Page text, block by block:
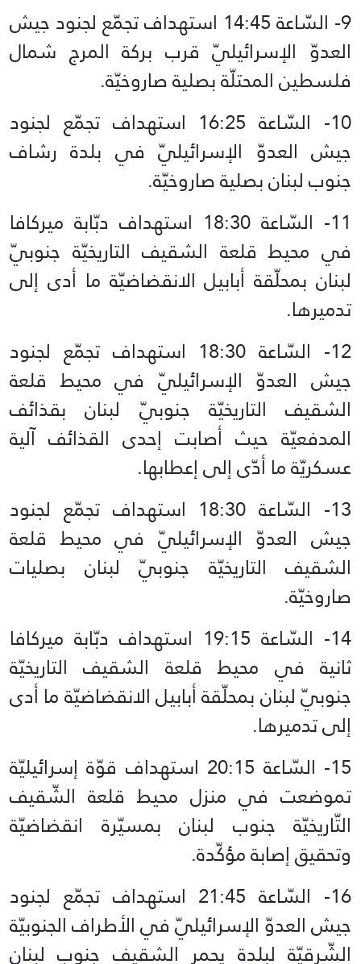
9- السّاعة 14:45 استهداف تجمّع لجنود جيش
العدوّ الإسرائيليّ قرب بركة المرج شمال
فلسطين المحتلّة بصلية صاروخيّة.
10- السّاعة 16:25 استهداف تجمّع لجنود
جيش العدوّ الإسرائيليّ في بلدة رشاف
جنوب لبنان بصلية صاروخيّة.
11- السّاعة 18:30 استهداف دبّابة ميركافا
في محيط قلعة الشقيف التاريخيّة جنوبيّ
لبنان بمحلّقة أبابيل الانقضاضيّة ما أدى إلى
تدميرها.
12- السّاعة 18:30 استهداف تجمّع لجنود
جيش العدوّ الإسرائيليّ في محيط قلعة
الشقيف التاريخيّة جنوبيّ لبنان بقذائف
المدفعيّة حيث أصابت إحدى القذائف آلية
عسكريّة ما أدّى إلى إعطابها.
13- السّاعة 18:30 استهداف تجمّع لجنود
جيش العدوّ الإسرائيليّ في محيط قلعة
الشقيف التاريخيّة جنوبيّ لبنان بصليات
صاروخيّة.
14- السّاعة 19:15 استهداف دبّابة ميركافا
ثانية في محيط قلعة الشقيف التاريخيّة
جنوبيّ لبنان بمحلّقة أبابيل الانقضاضيّة ما أدى
إلى تدميرها.
15- السّاعة 20:15 استهداف قوّة إسرائيليّة
تموضعت في منزل محيط قلعة الشّقيف
التّاريخيّة جنوب لبنان بمسيّرة انقضاضيّة
وتحقيق إصابة مؤكّدة.
16- السّاعة 21:45 استهداف تجمّع لجنود
جيش العدوّ الإسرائيليّ في الأطراف الجنوبيّة
الشّرقيّة لبلدة يحمر الشقيف جنوب لبنان